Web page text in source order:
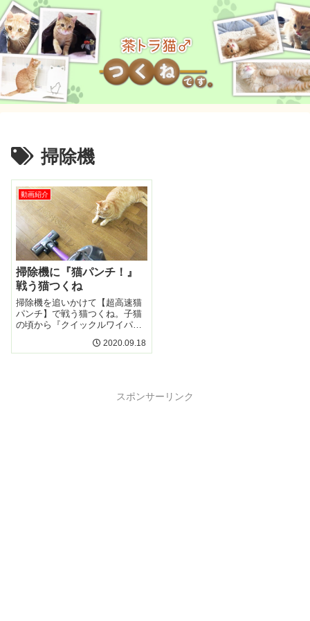
掃除機
動画紹介
掃除機に『猫パンチ！』
戦う猫つくね
掃除機を追いかけて【超高速猫
パンチ】で戦う猫つくね。子猫
の頃から『クイックルワイパ
長し、今では掃除機がライバル
2020.09.18
スポンサーリンク